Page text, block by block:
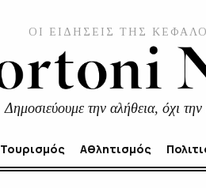
ΟΙ ΕΙΔΗΣΕΙΣ ΤΗΣ
Δημοσιεύουμε την αλήθεια, όχι την
Τουρισμός Αθλητισμός